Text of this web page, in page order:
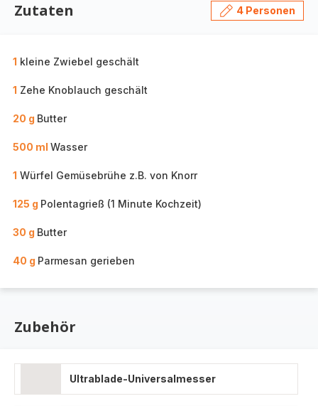
Zutaten 4 Personen
1 kleine Zwiebel geschält
1 Zehe Knoblauch geschält
20 g Butter
500 ml Wasser
1 Würfel Gemüsebrühe z.B. von Knorr
125 g Polentagrieß (1 Minute Kochzeit)
30 g Butter
40 g Parmesan gerieben
Zubehör
Ultrablade-Universalmesser